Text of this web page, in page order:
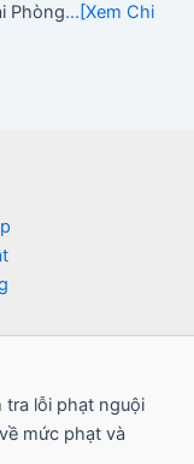
Phòng...[Xem Chi
tra lỗi phạt nguội
mức phạt và